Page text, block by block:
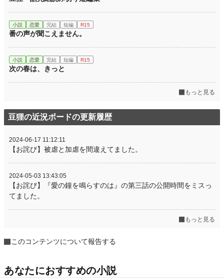
小説 恋愛 完結 短編 R15
番の声が聞こえません。
小説 恋愛 完結 短編 R15
次の春は、きっと
もっと見る
豆狸の近況ボードの更新履歴
2024-06-17 11:12:11
【お詫び】被虐と加虐を間違えてました。
2024-05-03 13:43:05
【お詫び】『愛の鐘を鳴らすのは』の第三話の公開時間をミスっ
てました。
もっと見る
このコンテンツについて報告する
あなたにおすすめの小説